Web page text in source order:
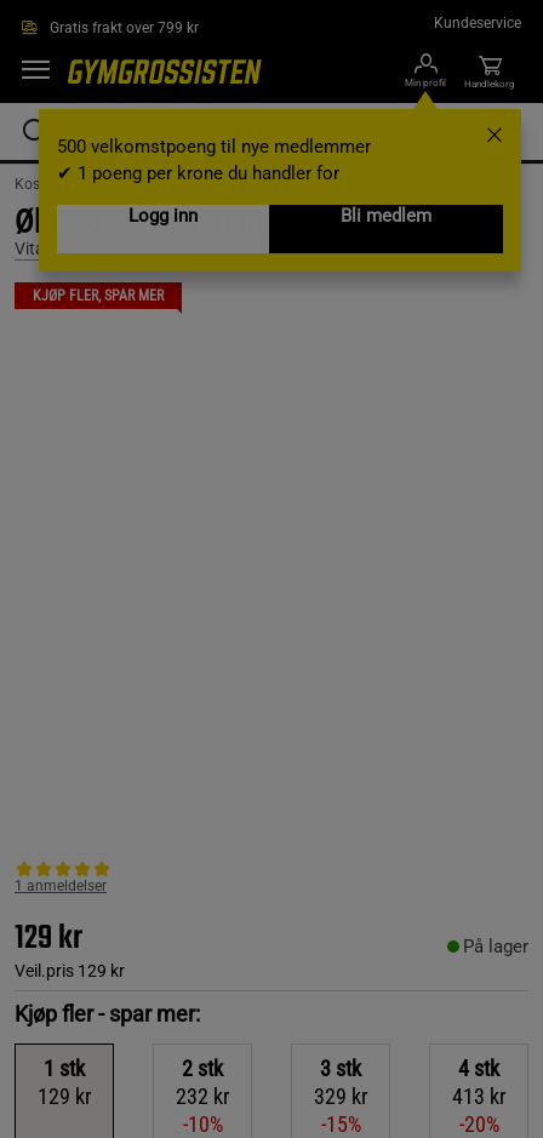
Gratis frakt over 799 kr Kundeservice
Min profil
500 velkomstpoeng til nye medlemmer
✔ 1 poeng per krone du handler for
Logg inn
Bli medlem
Handlekorg
Kosttilskudd / Matvarer /Frø- og Nøttesmør
Økologisk Valnøttsmør 250 g
Vitaprana
KJØP FLER, SPAR MER
1 anmeldelser
129 kr
Veil.pris 129 kr
På lager
Kjøp fler - spar mer:
1 stk
129 kr
2 stk
232 kr
-10%
3 stk
329 kr
-15%
4 stk
413 kr
-20%